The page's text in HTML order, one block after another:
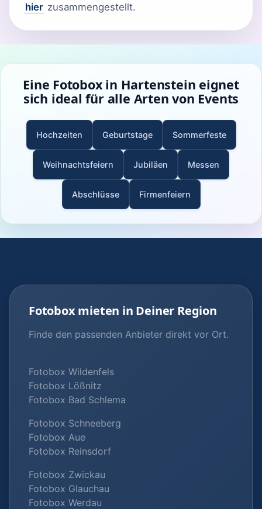
hier zusammengestellt.
Eine Fotobox in Hartenstein eignet
sich ideal für alle Arten von Events
Hochzeiten Geburtstage Sommerfeste
Weihnachtsfeiern Jubiläen Messen
Abschlüsse Firmenfeiern
Fotobox mieten in Deiner Region
Finde den passenden Anbieter direkt vor Ort.
Fotobox Wildenfels
Fotobox Lößnitz
Fotobox Bad Schlema
Fotobox Schneeberg
Fotobox Aue
Fotobox Reinsdorf
Fotobox Zwickau
Fotobox Glauchau
Fotobox Werdau